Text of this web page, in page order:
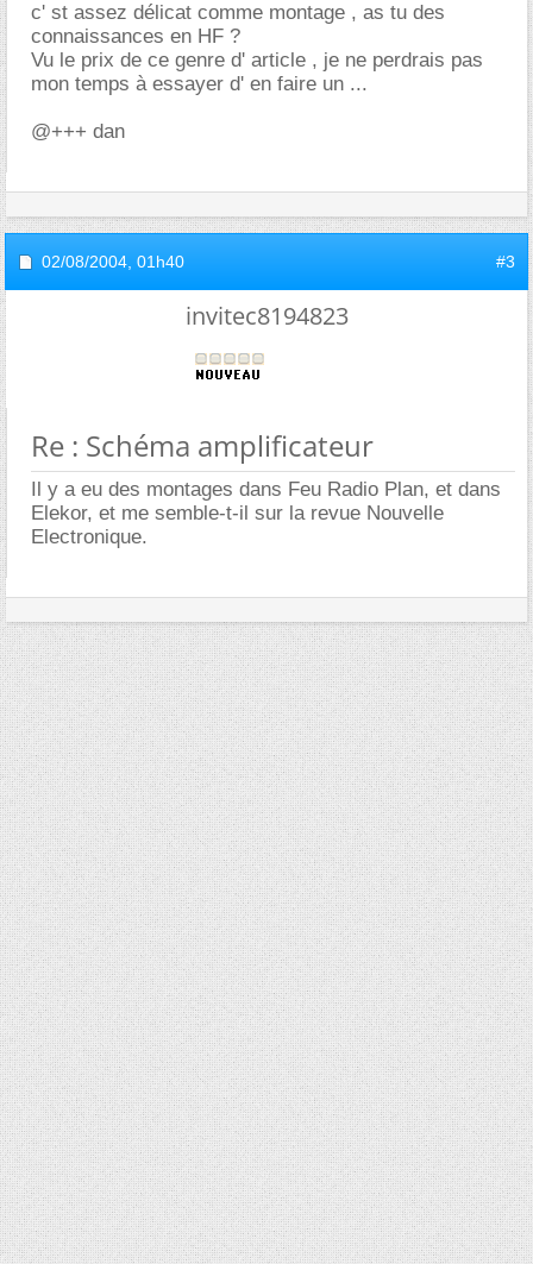
c' st assez délicat comme montage , as tu des
connaissances en HF ?
Vu le prix de ce genre d' article , je ne perdrais pas
mon temps à essayer d' en faire un ...
@+++ dan
02/08/2004, 01h40 #3
invitec8194823
Re : Schéma amplificateur
Il y a eu des montages dans Feu Radio Plan, et dans
Elekor, et me semble-t-il sur la revue Nouvelle
Electronique.